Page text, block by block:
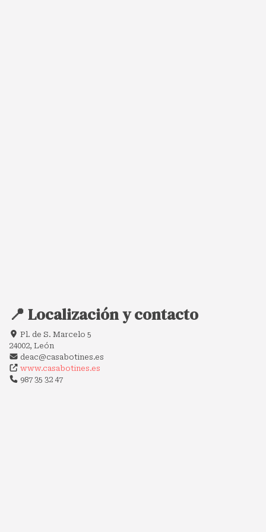
📍 Localización y contacto
Pl. de S. Marcelo 5
24002, León
deac@casabotines.es
www.casabotines.es
987 35 32 47